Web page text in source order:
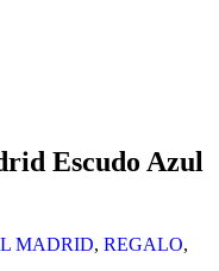
Escudo Azul
MADRID, REGALO,